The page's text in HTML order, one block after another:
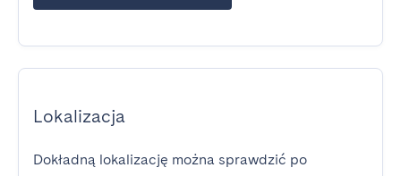
Lokalizacja
Dokładną lokalizację można sprawdzić po